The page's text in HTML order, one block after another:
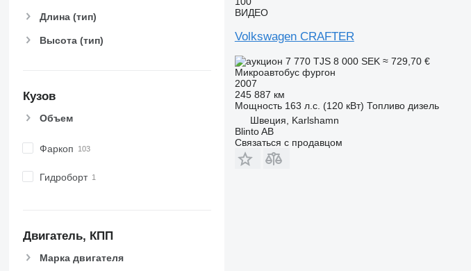
Длина (тип)
Высота (тип)
Кузов
Объем
Фаркоп
Гидроборт
Двигатель, КПП
Марка двигателя
ВИДЕО
Volkswagen CRAFTER
7 770 TJS 8 000 SEK ≈ 729,70 €
Микроавтобус фургон
2007
245 887 км
Мощность 163 л.с. (120 кВт) Топливо дизель
Швеция, Karlshamn
Blinto AB
Связаться с продавцом